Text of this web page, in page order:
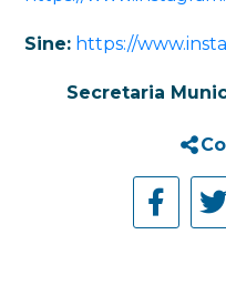
Sine: https://
Secretaria